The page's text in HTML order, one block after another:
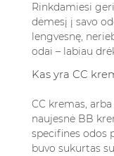
Rinkdamiesi
dėmesį į savo
lengvesnę,
odai – labiau
Kas yra CC
CC kremas,
naujesnė BB
specifines odos
buvo sukurtas